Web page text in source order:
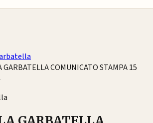
GARBATELLA COMUNICATO STAMPA 15